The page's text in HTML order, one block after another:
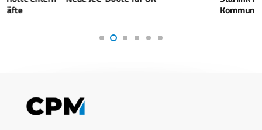
Kommunikationsvorteil?